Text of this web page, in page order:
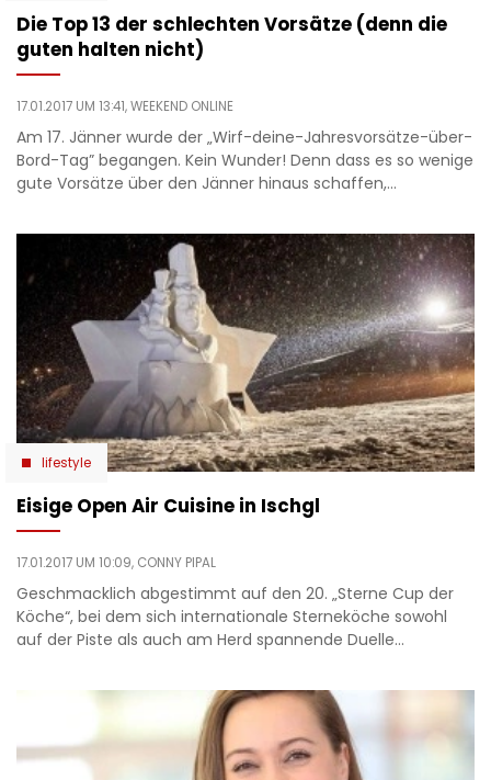
Die Top 13 der schlechten Vorsätze (denn die
guten halten nicht)
17.01.2017 UM 13:41,WEEKEND ONLINE
Am 17. Jänner wurde der „Wirf-deine-Jahresvorsätze-über-
Bord-Tag” begangen. Kein Wunder! Denn dass es so wenige
gute Vorsätze über den Jänner hinaus schaffen,…
lifestyle
Eisige Open Air Cuisine in Ischgl
17.01.2017 UM 10:09, CONNY PIPAL
Geschmacklich abgestimmt auf den 20. „Sterne Cup der
Köche“, bei dem sich internationale Sterneköche sowohl
auf der Piste als auch am Herd spannende Duelle…